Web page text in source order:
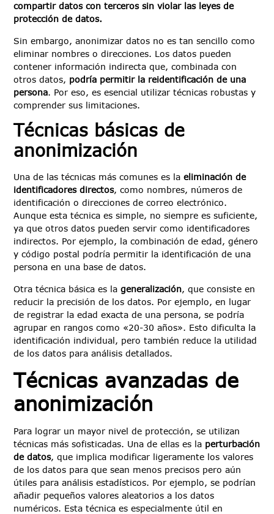
compartir datos con terceros sin violar las leyes de
protección de datos.
Sin embargo, anonimizar datos no es tan sencillo como
eliminar nombres o direcciones. Los datos pueden
contener información indirecta que, combinada con
otros datos, podría permitir la reidentificación de una
persona. Por eso, es esencial utilizar técnicas robustas y
comprender sus limitaciones.
Técnicas básicas de
anonimización
Una de las técnicas más comunes es laeliminación de
identificadores directos, como nombres, números de
identificación o direcciones de correo electrónico.
Aunque esta técnica es simple, no siempre es suficiente,
ya que otros datos pueden servir como identificadores
indirectos. Por ejemplo, la combinación de edad, género
y código postal podría permitir la identificación de una
persona en una base de datos.
Otra técnica básica es lageneralización, que consiste en
reducir la precisión de los datos. Por ejemplo, en lugar
de registrar la edad exacta de una persona, se podría
agrupar en rangos como «20-30 años». Esto dificulta la
identificación individual, pero también reduce la utilidad
de los datos para análisis detallados.
Técnicas avanzadas de
anonimización
Para lograr un mayor nivel de protección, se utilizan
técnicas más sofisticadas. Una de ellas es la perturbación
de datos, que implica modificar ligeramente los valores
de los datos para que sean menos precisos pero aún
útiles para análisis estadísticos. Por ejemplo, se podrían
añadir pequeños valores aleatorios a los datos
numéricos. Esta técnica es especialmente útil en